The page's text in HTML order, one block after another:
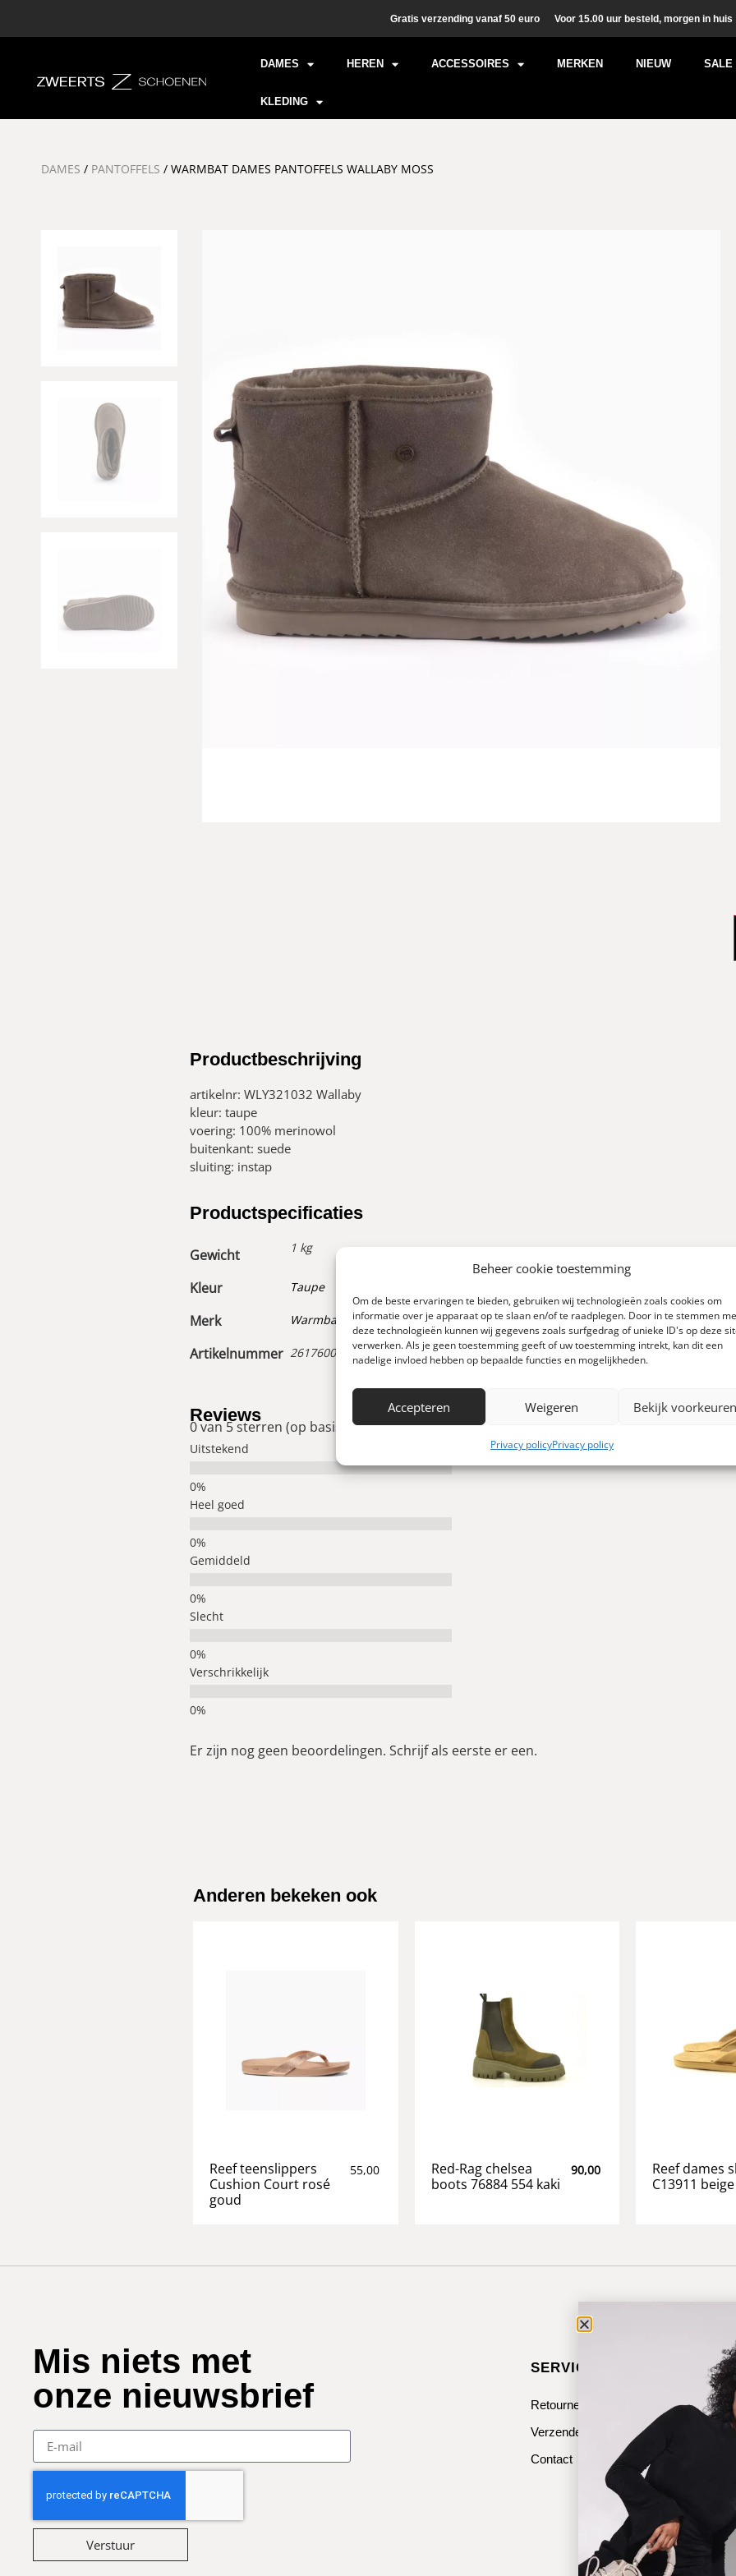
Beheer cookie toestemming
Om de beste ervaringen te bieden, gebruiken wij technologieën zoals cookies om
informatie over je apparaat op te slaan en/of te raadplegen. Door in te stemmen
deze technologieën kunnen wij gegevens zoals surfgedrag of unieke ID's op deze
verwerken. Als je geen toestemming geeft of uw toestemming intrekt, kan dit een
nadelige invloed hebben op bepaalde functies en mogelijkheden.
Accepteren Weigeren Bekijk voorkeuren
Privacy policyPrivacy policy
Gratis verzending vanaf 50 euro Voor 15.00 uur besteld, morgen in huis
DAMES HEREN ACCESSOIRES MERKEN NIEUW SALE
KLEDING
DAMES / PANTOFFELS / WARMBAT DAMES PANTOFFELS WALLABY MOSS
Productbeschrijving
artikelnr: WLY321032 Wallaby
kleur: taupe
voering: 100% merinowol
buitenkant: suede
sluiting: instap
Productspecificaties
Gewicht 1 kg
Kleur Taupe
Merk Warmbat
Artikelnummer 261760001000
Reviews
0 van 5 sterren (op basis van 0 reviews)
Uitstekend
Heel goed
Gemiddeld
Slecht
Verschrikkelijk
Er zijn nog geen beoordelingen. Schrijf als eerste er een.
Anderen bekeken ook
Reef teenslippers
Cushion Court rosé
goud
55,00
Red-Rag chelsea
boots 76884 554 kaki
90,00
Reef dames
C13911 beige
Mis niets met
onze nieuwsbrief
Verstuur
SERVICE & CONTACT
Retourneren
Verzenden
Contact